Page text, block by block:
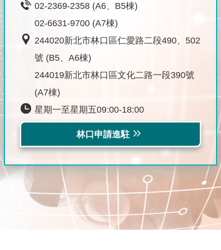
02-2369-2358 (A6、B5棟)
02-6631-9700 (A7棟)
244020新北市林口區仁愛路二段490、502
號 (B5、A6棟)
244019新北市林口區文化二路一段390號
(A7棟)
星期一至星期五09:00-18:00
林口申請進駐